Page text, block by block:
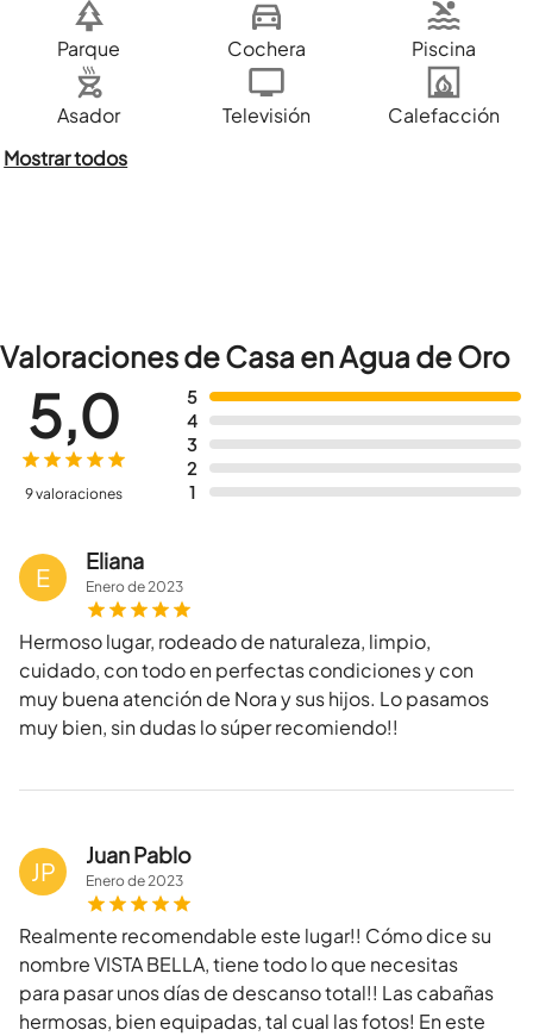
Parque Cochera Piscina
Asador Televisión
Calefacción
Mostrar todos
Valoraciones de Casa en Agua de Oro
5
4
3
2
1
5,0
9 valoraciones
E
Eliana
Enerode2023
Hermoso lugar, rodeado de naturaleza, limpio,
cuidado, con todo en perfectas condiciones y con
muy buena atención de Nora y sus hijos. Lo pasamos
muy bien, sin dudas lo súper recomiendo!!
JP
Juan Pablo
Enerode2023
Realmente recomendable este lugar!! Cómo dice su
nombre VISTA BELLA, tiene todo lo que necesitas
para pasar unos días de descanso total!! Las cabañas
hermosas, bien equipadas, tal cual las fotos! En este